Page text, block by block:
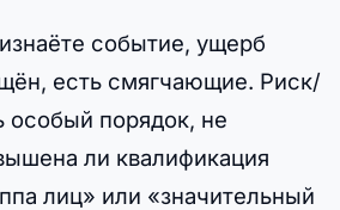
событие, ущерб
есть смягчающие. Риск/
особый порядок, не
ли квалификация
лиц» или «значительный